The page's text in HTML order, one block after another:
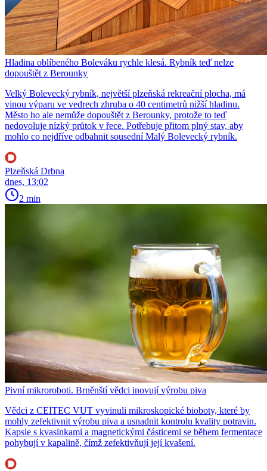
Hladina oblíbeného Boleváku rychle klesá. Rybník teď nelze
dopouštět z Berounky
Velký Bolevecký rybník, největší plzeňská rekreační plocha, má
vinou výparu ve vedrech zhruba o 40 centimetrů nižší hladinu.
Město ho ale nemůže dopouštět z Berounky, protože to teď
nedovoluje nízký průtok v řece. Potřebuje přitom plný stav, aby
mohlo co nejdříve odbahnit sousední Malý Bolevecký rybník.
Plzeňská Drbna
dnes, 13:02
2 min
Pivní mikroroboti. Brněnští vědci inovují výrobu piva
Vědci z CEITEC VUT vyvinuli mikroskopické bioboty, které by
mohly zefektivnit výrobu piva a usnadnit kontrolu kvality potravin.
Kapsle s kvasinkami a magnetickými částicemi se během fermentace
pohybují v kapalině, čímž zefektivňují její kvašení.